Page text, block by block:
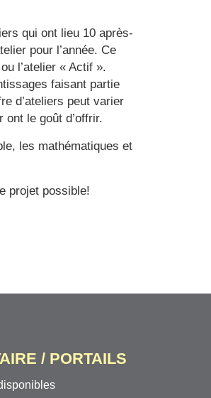
qui ont lieu 10 après-
pour l’année. Ce
l’atelier « Actif ».
faisant partie
d’ateliers peut varier
ont le goût d’offrir.
les mathématiques et
projet possible!
/ PORTAILS